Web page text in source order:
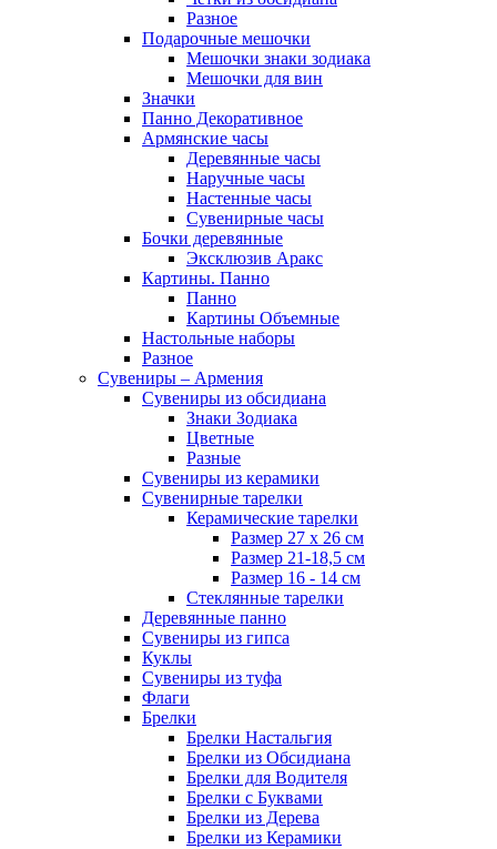
Разное
Подарочные мешочки
Мешочки знаки зодиака
Мешочки для вин
Значки
Панно Декоративное
Армянские часы
Деревянные часы
Наручные часы
Настенные часы
Сувенирные часы
Бочки деревянные
Эксклюзив Аракс
Картины. Панно
Панно
Картины Объемные
Настольные наборы
Разное
Сувениры – Армения
Сувениры из обсидиана
Знаки Зодиака
Цветные
Разные
Сувениры из керамики
Сувенирные тарелки
Керамические тарелки
Размер 27 х 26 см
Размер 21-18,5 см
Размер 16 - 14 см
Стеклянные тарелки
Деревянные панно
Сувениры из гипса
Куклы
Сувениры из туфа
Флаги
Брелки
Брелки Настальгия
Брелки из Обсидиана
Брелки для Водителя
Брелки с Буквами
Брелки из Дерева
Брелки из Керамики